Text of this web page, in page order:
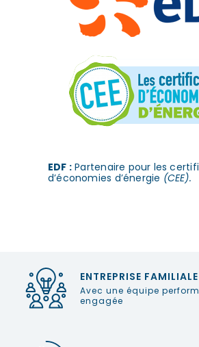
EDF : Partenaire pour les
d’économies d’énergie (CEE).
ENTREPRISE FAMILIALE
Avec une équipe
engagée